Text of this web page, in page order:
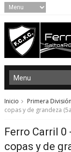
Inicio Primera División
copas y de grandeza
Ferro Carril
copas y de